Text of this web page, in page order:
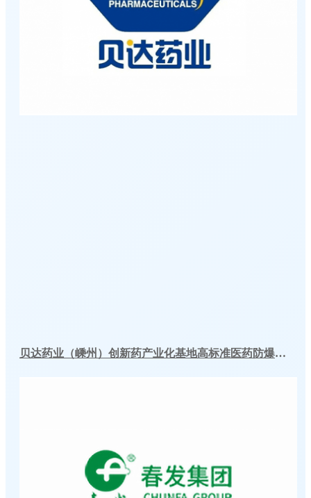
贝达药业（嵊州）创新药产业化基地高标准医药防爆冷库建造工程案例